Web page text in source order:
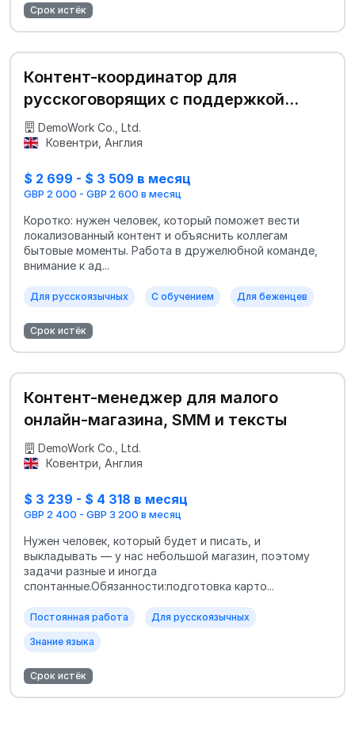
Срок истёк
Контент-координатор для
русскоговорящих с поддержкой
адаптации
DemoWork Co., Ltd.
Ковентри, Англия
$ 2 699 - $ 3 509 в месяц
GBP 2 000 - GBP 2 600 в месяц
Коротко: нужен человек, который поможет вести
локализованный контент и объяснить коллегам
бытовые моменты. Работа в дружелюбной команде,
внимание к ад...
Для русскоязычных С обучением Для беженцев
Срок истёк
Контент-менеджер для малого
онлайн-магазина, SMM и тексты
DemoWork Co., Ltd.
Ковентри, Англия
$ 3 239 - $ 4 318 в месяц
GBP 2 400 - GBP 3 200 в месяц
Нужен человек, который будет и писать, и
выкладывать — у нас небольшой магазин, поэтому
задачи разные и иногда
спонтанные.Обязанности:подготовка карто...
Постоянная работа Для русскоязычных
Знание языка
Срок истёк